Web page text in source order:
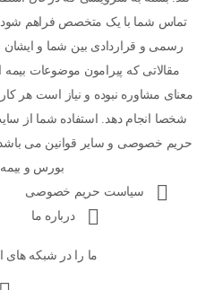
تماس شما با یک متخصص فراهم شود
رسمی و قراردادی بین شما و ایشان
مقالاتی که پیرامون موضوعات
معنای مشاوره نبوده و نیاز است هر
شخصا انجام دهد. استفاده شما از
بورس و
سیاست حریم خصوصی
درباره ما
ما را در شبکه های